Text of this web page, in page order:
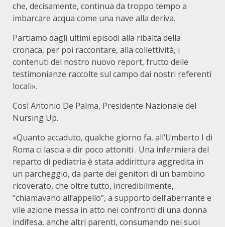
che, decisamente, continua da troppo tempo a
imbarcare acqua come una nave alla deriva.
Partiamo dagli ultimi episodi alla ribalta della
cronaca, per poi raccontare, alla collettività, i
contenuti del nostro nuovo report, frutto delle
testimonianze raccolte sul campo dai nostri referenti
locali».
Così Antonio De Palma, Presidente Nazionale del
Nursing Up.
«Quanto accaduto, qualche giorno fa, all’Umberto I di
Roma ci lascia a dir poco attoniti . Una infermiera del
reparto di pediatria è stata addirittura aggredita in
un parcheggio, da parte dei genitori di un bambino
ricoverato, che oltre tutto, incredibilmente,
“chiamavano all’appello”, a supporto dell’aberrante e
vile azione messa in atto nei confronti di una donna
indifesa, anche altri parenti, consumando nei suoi